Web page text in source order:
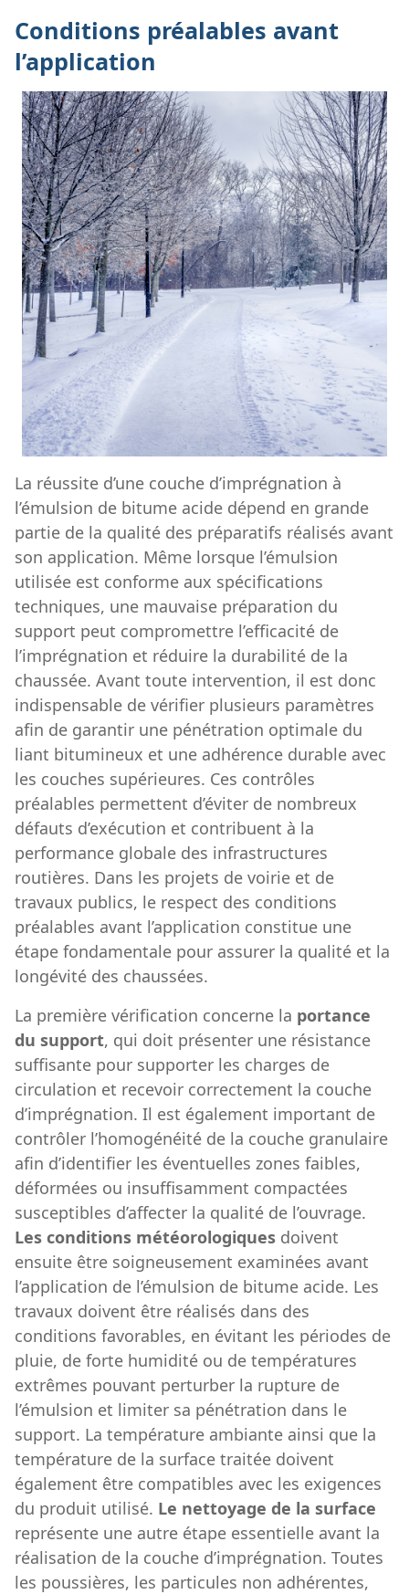
Conditions préalables avant
l’application
La réussite d’une couche d’imprégnation à
l’émulsion de bitume acide dépend en grande
partie de la qualité des préparatifs réalisés avant
son application. Même lorsque l’émulsion
utilisée est conforme aux spécifications
techniques, une mauvaise préparation du
support peut compromettre l’efficacité de
l’imprégnation et réduire la durabilité de la
chaussée. Avant toute intervention, il est donc
indispensable de vérifier plusieurs paramètres
afin de garantir une pénétration optimale du
liant bitumineux et une adhérence durable avec
les couches supérieures. Ces contrôles
préalables permettent d’éviter de nombreux
défauts d’exécution et contribuent à la
performance globale des infrastructures
routières. Dans les projets de voirie et de
travaux publics, le respect des conditions
préalables avant l’application constitue une
étape fondamentale pour assurer la qualité et la
longévité des chaussées.
La première vérification concerne la portance
du support, qui doit présenter une résistance
suffisante pour supporter les charges de
circulation et recevoir correctement la couche
d’imprégnation. Il est également important de
contrôler l’homogénéité de la couche granulaire
afin d’identifier les éventuelles zones faibles,
déformées ou insuffisamment compactées
susceptibles d’affecter la qualité de l’ouvrage.
Les conditions météorologiques doivent
ensuite être soigneusement examinées avant
l’application de l’émulsion de bitume acide. Les
travaux doivent être réalisés dans des
conditions favorables, en évitant les périodes de
pluie, de forte humidité ou de températures
extrêmes pouvant perturber la rupture de
l’émulsion et limiter sa pénétration dans le
support. La température ambiante ainsi que la
température de la surface traitée doivent
également être compatibles avec les exigences
du produit utilisé. Le nettoyage de la surface
représente une autre étape essentielle avant la
réalisation de la couche d’imprégnation. Toutes
les poussières, les particules non adhérentes,